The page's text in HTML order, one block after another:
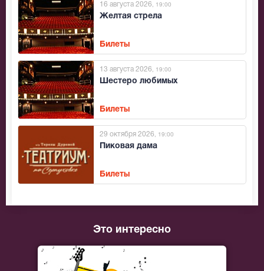
Желтая стрела
16 августа 2026 , 19:00
Билеты
Шестеро любимых
13 августа 2026 , 19:00
Билеты
Пиковая дама
29 октября 2026 , 19:00
Билеты
Это интересно